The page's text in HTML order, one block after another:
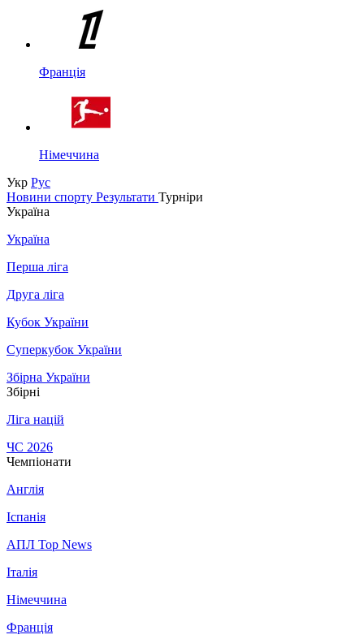
Франція
Німеччина
Укр Рус
Новини спорту Результати Турніри
Україна
Україна
Перша ліга
Друга ліга
Кубок України
Суперкубок України
Збірна України
Збірні
Ліга націй
ЧС 2026
Чемпіонати
Англія
Іспанія
АПЛ Top News
Італія
Німеччина
Франція